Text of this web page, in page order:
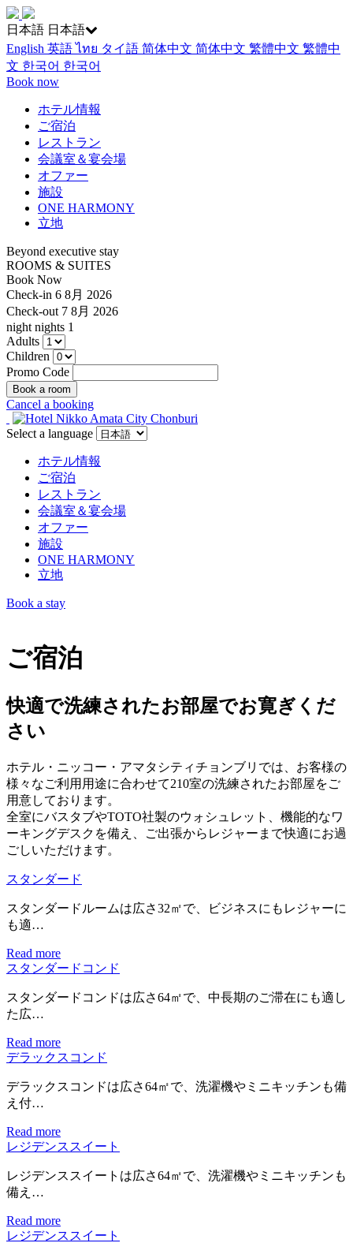
日本語 日本語
English 英語ไทย タイ語 简体中文 简体中文 繁體中文 繁體中
文 한국어 한국어
Book now
ホテル情報
ご宿泊
レストラン
会議室＆宴会場
オファー
施設
ONE HARMONY
立地
Beyond executive stay
ROOMS & SUITES
Book Now
Check-in 6 8月 2026
Check-out 7 8月 2026
night nights 1
Adults
Children
Promo Code
Cancel a booking
Select a language
ホテル情報
ご宿泊
レストラン
会議室＆宴会場
オファー
施設
ONE HARMONY
立地
Book a stay
ご宿泊
快適で洗練されたお部屋でお寛ぎくだ
さい
ホテル・ニッコー・アマタシティチョンブリでは、お客様の
様々なご利用用途に合わせて210室の洗練されたお部屋をご
用意しております。
全室にバスタブやTOTO社製のウォシュレット、機能的なワ
ーキングデスクを備え、ご出張からレジャーまで快適にお過
ごしいただけます。
スタンダード
スタンダードルームは広さ32㎡で、ビジネスにもレジャーに
も適…
Read more
スタンダードコンド
スタンダードコンドは広さ64㎡で、中長期のご滞在にも適し
た広…
Read more
デラックスコンド
デラックスコンドは広さ64㎡で、洗濯機やミニキッチンも備
え付…
Read more
レジデンススイート
レジデンススイートは広さ64㎡で、洗濯機やミニキッチンも
備え…
Read more
レジデンススイート